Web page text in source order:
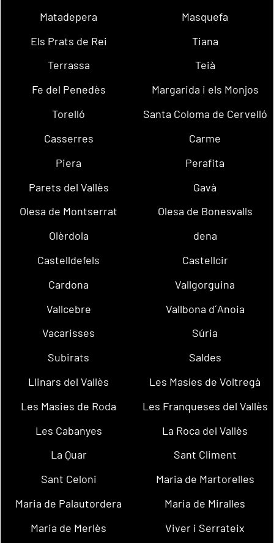
Matadepera
Masquefa
Els Prats de Rei
Tiana
Terrassa
Teià
Fe del Penedès
Margarida i els Monjos
Torelló
Santa Coloma de Cervelló
Casserres
Carme
Piera
Perafita
Parets del Vallès
Gavà
Olesa de Montserrat
Olesa de Bonesvalls
Olèrdola
dena
Castelldefels
Castellcir
Cardona
Vallgorguina
Vallcebre
Vallbona d´Anoia
Vacarisses
Súria
Subirats
Saldes
Llinars del Vallès
Les Masíes de Voltregà
Les Masies de Roda
Les Franqueses del Vallès
Les Cabanyes
La Roca del Vallès
La Quar
Sant Climent
Sant Celoni
Maria de Martorelles
Maria de Palautordera
Maria de Miralles
Maria de Merlès
Viver i Serrateix